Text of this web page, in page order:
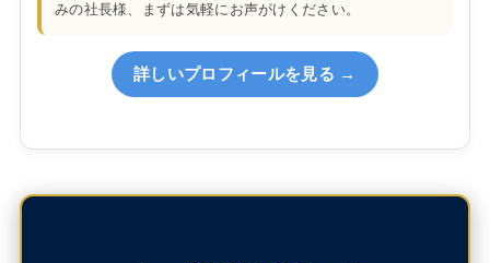
みの社長様、まずは気軽にお声がけください。
詳しいプロフィールを見る →